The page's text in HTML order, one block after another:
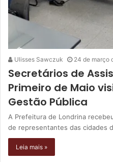
Ulisses Sawczuk 24 de março
Secretários de
Primeiro de Maio
Gestão Pública
A Prefeitura de Londrina
de representantes das cidades
Leia mais »